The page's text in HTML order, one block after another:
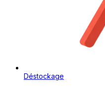
Déstockage